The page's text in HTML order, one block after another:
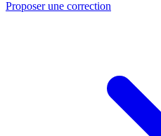
Proposer une correction